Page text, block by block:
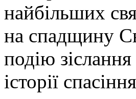
найбільших
на спадщину
подію
історії